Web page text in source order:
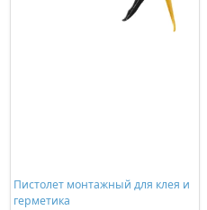
Пистолет монтажный для клея и
герметика